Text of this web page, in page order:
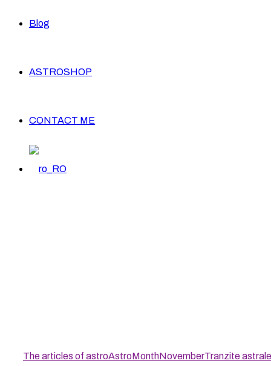
Blog
ASTROSHOP
CONTACT ME
The articles of astroAstroMonthNovemberTranzite astrale